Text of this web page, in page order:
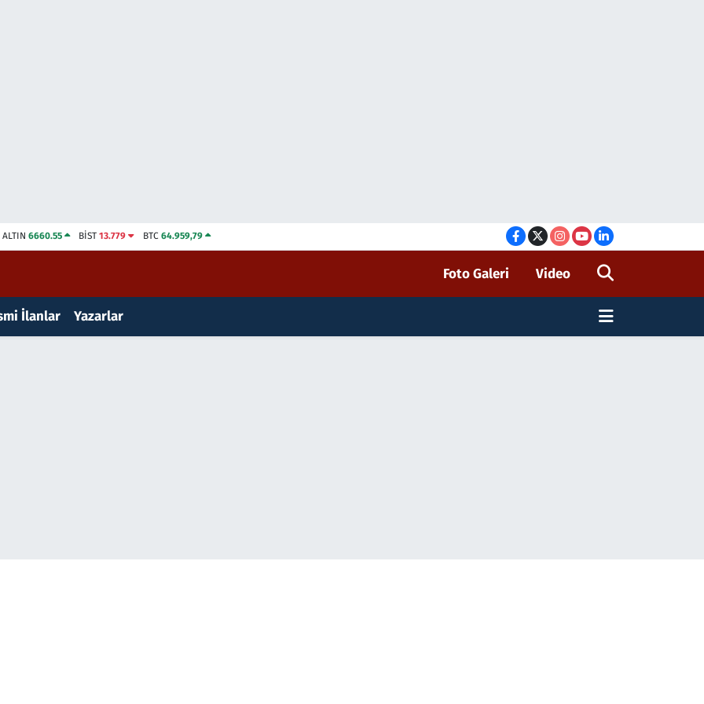
ALTIN 6660.55 BİST13.779 BTC 64.959,79
Foto Galeri Video
İlanlar Yazarlar